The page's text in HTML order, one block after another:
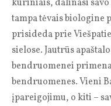
kūriniais, dalinasi
tampa tėvais biologine
prisideda prie
sielose. Jautrūs
bendruomenei
bendruomenes. Vieni
įpareigojimu, o kiti –